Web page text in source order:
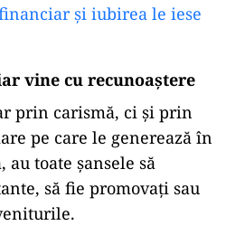
și iubirea le iese
vine cu recunoaștere
prin carismă, ci și prin
pe care le generează în
au toate șansele să
să fie promovați sau